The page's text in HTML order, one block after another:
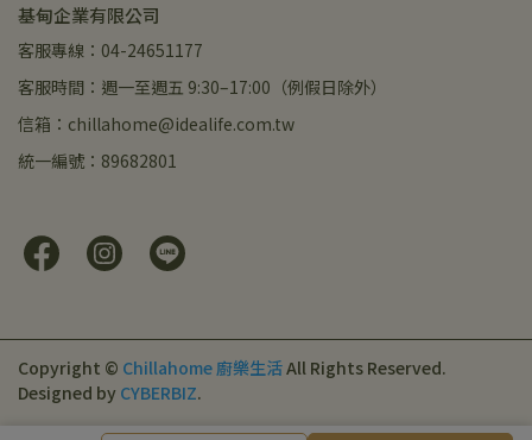
基甸企業有限公司
客服專線：04-24651177
客服時間：週一至週五 9:30–17:00（例假日除外）
信箱：chillahome@idealife.com.tw
統一編號：89682801
Copyright © Chillahome 廚樂生活All Rights Reserved.
Designed by CYBERBIZ.